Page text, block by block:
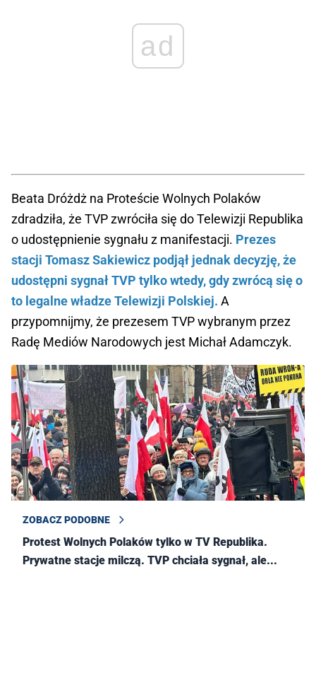
ad
Beata Dróżdż na Proteście Wolnych Polaków
zdradziła, że TVP zwróciła się do Telewizji Republika
o udostępnienie sygnału z manifestacji. Prezes
stacji Tomasz Sakiewicz podjął jednak decyzję, że
udostępni sygnał TVP tylko wtedy, gdy zwrócą się o
to legalne władze Telewizji Polskiej. A
przypomnijmy, że prezesem TVP wybranym przez
Radę Mediów Narodowych jest Michał Adamczyk.
ZOBACZ PODOBNE
Protest Wolnych Polaków tylko w TV Republika.
Prywatne stacje milczą. TVP chciała sygnał, ale...